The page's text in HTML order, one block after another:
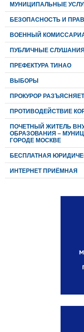
МУНИЦИПАЛЬНЫЕ
БЕЗОПАСНОСТЬ И
ВОЕННЫЙ
ПУБЛИЧНЫЕ СЛУШАНИЯ
ПРЕФЕКТУРА ТИНАО
ВЫБОРЫ
ПРОКУРОР РАЗЪЯСНЯЕТ
ПРОТИВОДЕЙСТВИЕ
ПОЧЕТНЫЙ ЖИТЕЛЬ
ОБРАЗОВАНИЯ –
ГОРОДЕ МОСКВЕ
БЕСПЛАТНАЯ
ИНТЕРНЕТ ПРИЁМНАЯ